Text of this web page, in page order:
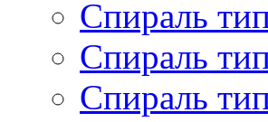
Спираль
Спираль
Спираль